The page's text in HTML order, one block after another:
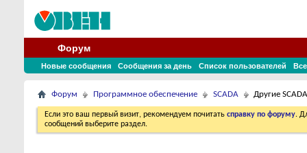
Форум
Новые сообщения Сообщения за день Список пользователей
Форум Программное обеспечение SCADA Другие
Если это ваш первый визит, рекомендуем почитать справку по форуму.
сообщений выберите раздел.